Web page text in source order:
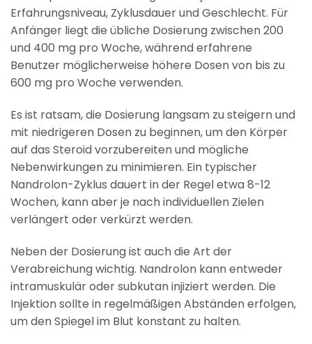
Erfahrungsniveau, Zyklusdauer und Geschlecht. Für
Anfänger liegt die übliche Dosierung zwischen 200
und 400 mg pro Woche, während erfahrene
Benutzer möglicherweise höhere Dosen von bis zu
600 mg pro Woche verwenden.
Es ist ratsam, die Dosierung langsam zu steigern und
mit niedrigeren Dosen zu beginnen, um den Körper
auf das Steroid vorzubereiten und mögliche
Nebenwirkungen zu minimieren. Ein typischer
Nandrolon-Zyklus dauert in der Regel etwa 8-12
Wochen, kann aber je nach individuellen Zielen
verlängert oder verkürzt werden.
Neben der Dosierung ist auch die Art der
Verabreichung wichtig. Nandrolon kann entweder
intramuskulär oder subkutan injiziert werden. Die
Injektion sollte in regelmäßigen Abständen erfolgen,
um den Spiegel im Blut konstant zu halten.